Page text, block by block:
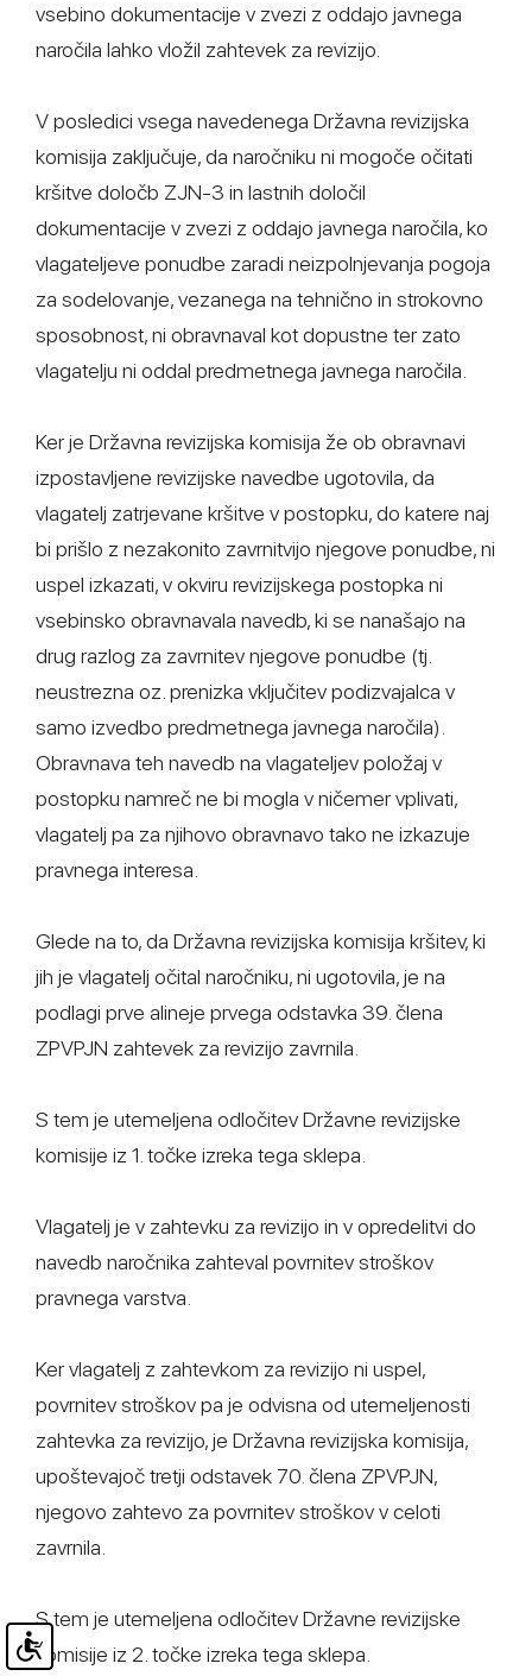
vsebino dokumentacije v zvezi z oddajo javnega
naročila lahko vložil zahtevek za revizijo.
V posledici vsega navedenega Državna revizijska
komisija zaključuje, da naročniku ni mogoče očitati
kršitve določb ZJN-3 in lastnih določil
dokumentacije v zvezi z oddajo javnega naročila, ko
vlagateljeve ponudbe zaradi neizpolnjevanja pogoja
za sodelovanje, vezanega na tehnično in strokovno
sposobnost, ni obravnaval kot dopustne ter zato
vlagatelju ni oddal predmetnega javnega naročila.
Ker je Državna revizijska komisija že ob obravnavi
izpostavljene revizijske navedbe ugotovila, da
vlagatelj zatrjevane kršitve v postopku, do katere naj
bi prišlo z nezakonito zavrnitvijo njegove ponudbe, ni
uspel izkazati, v okviru revizijskega postopka ni
vsebinsko obravnavala navedb, ki se nanašajo na
drug razlog za zavrnitev njegove ponudbe (tj.
neustrezna oz. prenizka vključitev podizvajalca v
samo izvedbo predmetnega javnega naročila).
Obravnava teh navedb na vlagateljev položaj v
postopku namreč ne bi mogla v ničemer vplivati,
vlagatelj pa za njihovo obravnavo tako ne izkazuje
pravnega interesa.
Glede na to, da Državna revizijska komisija kršitev, ki
jih je vlagatelj očital naročniku, ni ugotovila, je na
podlagi prve alineje prvega odstavka 39. člena
ZPVPJN zahtevek za revizijo zavrnila.
S tem je utemeljena odločitev Državne revizijske
komisije iz 1. točke izreka tega sklepa.
Vlagatelj je v zahtevku za revizijo in v opredelitvi do
navedb naročnika zahteval povrnitev stroškov
pravnega varstva.
Ker vlagatelj z zahtevkom za revizijo ni uspel,
povrnitev stroškov pa je odvisna od utemeljenosti
zahtevka za revizijo, je Državna revizijska komisija,
upoštevajoč tretji odstavek 70. člena ZPVPJN,
njegovo zahtevo za povrnitev stroškov v celoti
zavrnila.
S tem je utemeljena odločitev Državne revizijske
komisije iz 2. točke izreka tega sklepa.